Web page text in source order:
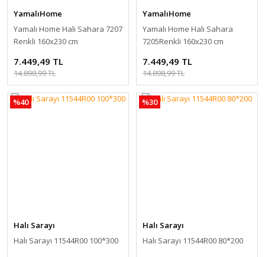
YamalıHome
Yamalı Home Halı Sahara 7207
Renkli 160x230 cm
7.449,49 TL
14.898,99 TL
YamalıHome
Yamalı Home Halı Sahara
7205Renkli 160x230 cm
7.449,49 TL
14.898,99 TL
%40
Halı Sarayı
Halı Sarayı 11544R00 100*300
%30
Halı Sarayı
Halı Sarayı 11544R00 80*200